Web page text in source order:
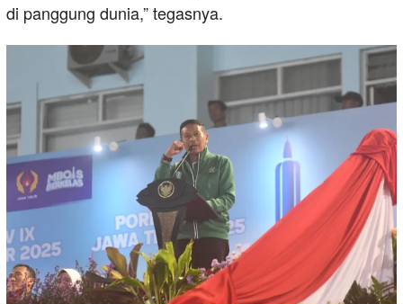
di panggung dunia,” tegasnya.